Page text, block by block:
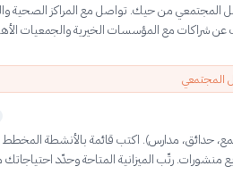
المجتمعي من حيك. تواصل مع المراكز الصحية
شراكات مع المؤسسات الخيرية والجمعيات
المجتمعي
حدائق، مدارس). اكتب قائمة بالأنشطة المخطط
رتّب الميزانية المتاحة وحدّد